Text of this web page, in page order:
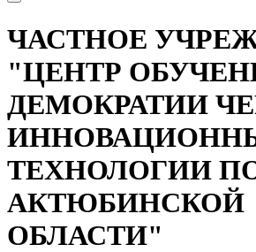
ЧАСТНОЕ
"ЦЕНТР
ДЕМОКРАТИИ
ТЕХНОЛОГИИ
АКТЮБИНСКОЙ
ОБЛАСТИ"